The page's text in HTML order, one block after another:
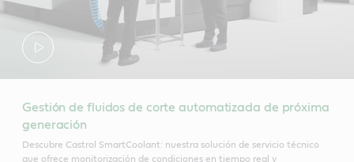
Gestión de fluidos de corte automatizada de próxima
generación
Descubre Castrol SmartCoolant: nuestra solución de servicio técnico
que ofrece monitorización de condiciones en tiempo real y